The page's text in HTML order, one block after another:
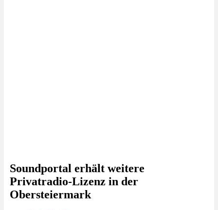
Soundportal erhält weitere
Privatradio-Lizenz in der
Obersteiermark